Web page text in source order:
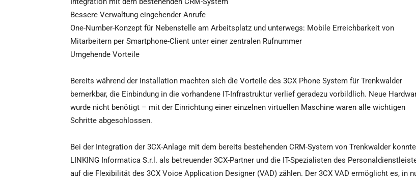
Bessere Verwaltung eingehender Anrufe
One-Number-Konzept für Nebenstelle am Arbeitsplatz und unterwegs: Mobile Erreichbarkeit von
Mitarbeitern per Smartphone-Client unter einer zentralen Rufnummer
Umgehende Vorteile
Bereits während der Installation machten sich die Vorteile des 3CX Phone System für Trenkwalder
bemerkbar, die Einbindung in die vorhandene IT-Infrastruktur verlief geradezu vorbildlich. Neue
wurde nicht benötigt – mit der Einrichtung einer einzelnen virtuellen Maschine waren alle wichtigen
Schritte abgeschlossen.
Bei der Integration der 3CX-Anlage mit dem bereits bestehenden CRM-System von Trenkwalder
LINKING Informatica S.r.l. als betreuender 3CX-Partner und die IT-Spezialisten des
auf die Flexibilität des 3CX Voice Application Designer (VAD) zählen. Der 3CX VAD ermöglicht es, in